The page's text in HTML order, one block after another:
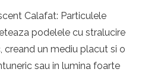
Calafat: Particulele
podelele cu stralucire
creand un mediu placut si o
sau in lumina foarte